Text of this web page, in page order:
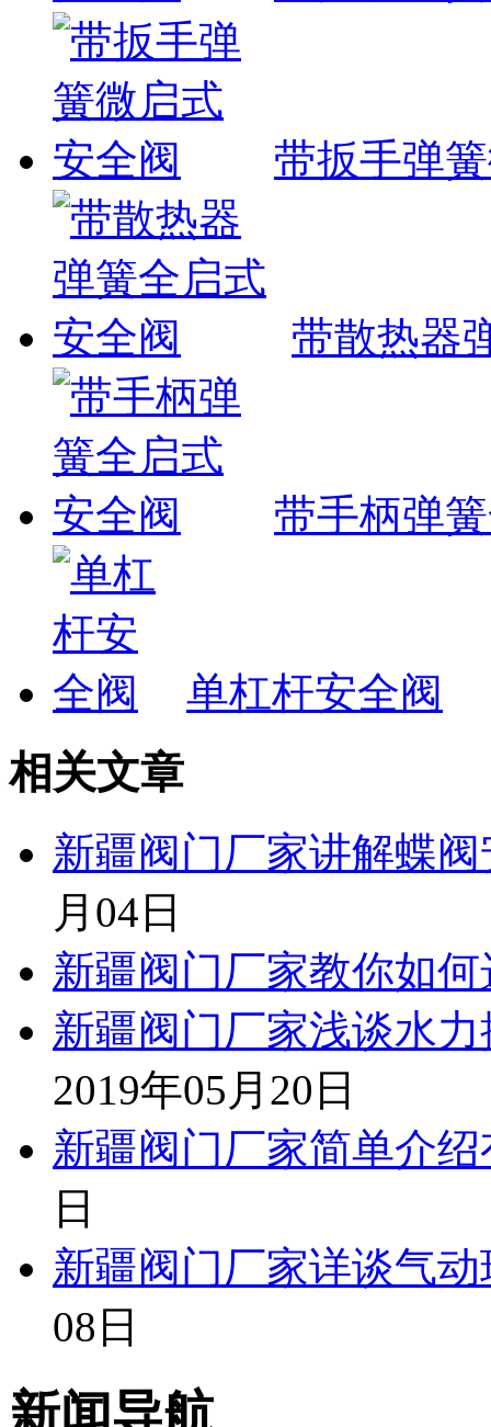
带扳手弹
带散热器
带手柄弹
单杠杆安全阀
相关文章
新疆阀门厂家讲解蝶
月04日
新疆阀门厂家教你如
新疆阀门厂家浅谈水
2019年05月20日
新疆阀门厂家简单介
日
新疆阀门厂家详谈气
08日
新闻导航